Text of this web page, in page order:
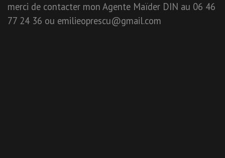
merci de contacter mon Agente Maïder DIN au 06 46
77 24 36 ou emilieoprescu@gmail.com